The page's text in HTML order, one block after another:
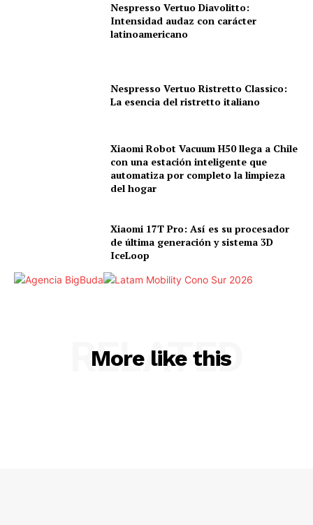
Nespresso Vertuo Diavolitto:
Intensidad audaz con carácter
latinoamericano
Nespresso Vertuo Ristretto Classico:
La esencia del ristretto italiano
Xiaomi Robot Vacuum H50 llega a Chile
con una estación inteligente que
automatiza por completo la limpieza
del hogar
Xiaomi 17T Pro: Así es su procesador
de última generación y sistema 3D
IceLoop
More like this
RELATED